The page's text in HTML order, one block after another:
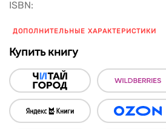
ISBN:
ДОПОЛНИТЕЛЬНЫЕ ХАРАКТЕРИСТИКИ
Купить книгу